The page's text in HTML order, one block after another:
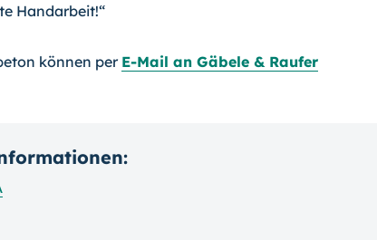
Handarbeit!“
können per E-Mail an Gäbele & Raufer